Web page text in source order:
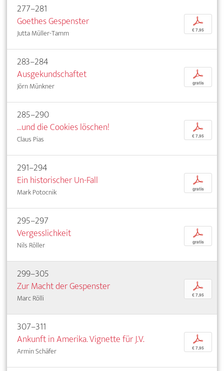
277–281
Goethes Gespenster
Jutta Müller-Tamm
p
€ 7,95
283–284
Ausgekundschaftet
Jörn Münkner
p
gratis
285–290
...und die Cookies löschen!
Claus Pias
p
€ 7,95
291–294
Ein historischer Un-Fall
Mark Potocnik
p
gratis
295–297
Vergesslichkeit
Nils Röller
p
gratis
299–305
Zur Macht der Gespenster
Marc Rölli
p
€ 7,95
307–311
Ankunft in Amerika. Vignette für J.V.
Armin Schäfer
p
€ 7,95